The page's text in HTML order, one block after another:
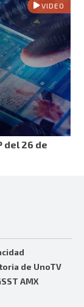
VIDEO
del 26 de
de UnoTV
AMX